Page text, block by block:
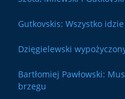
Gutkovskis: Wszystko
Dzięgielewski
Bartłomiej Pawłowski:
brzegu